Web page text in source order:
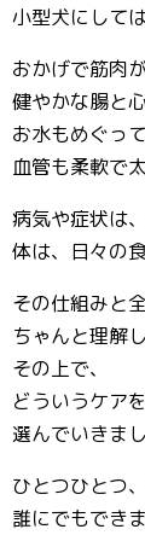
小型犬にして
おかげで筋肉
健やかな腸と
お水もめぐっ
血管も柔軟で
病気や症状は
体は、日々の
その仕組みと
ちゃんと理解し
その上で、
どういうケア
選んでいきまし
ひとつひとつ
誰にでもできま